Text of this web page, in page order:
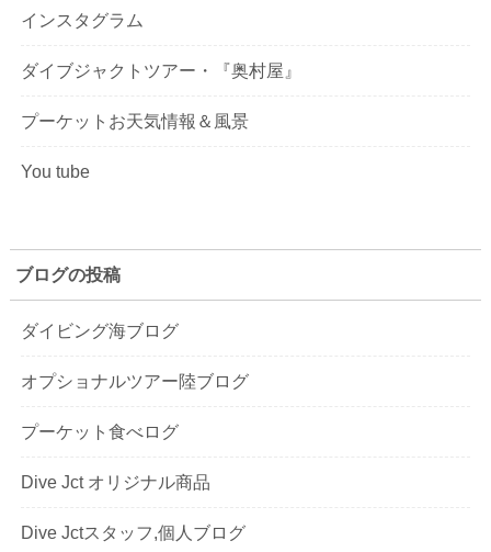
インスタグラム
ダイブジャクトツアー・『奥村屋』
プーケットお天気情報＆風景
You tube
ブログの投稿
ダイビング海ブログ
オプショナルツアー陸ブログ
プーケット食べログ
Dive Jct オリジナル商品
Dive Jctスタッフ,個人ブログ